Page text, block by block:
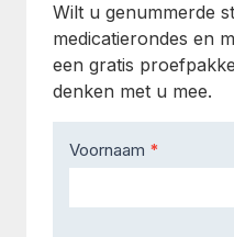
Wilt u genummerde
medicatierondes en
een gratis
denken met u mee.
Contact
Us
Voornaam *